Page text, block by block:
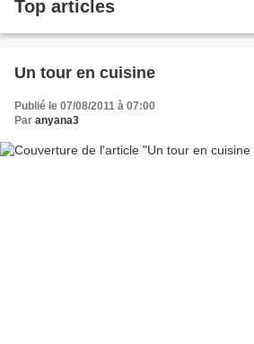
Top articles
Un tour en cuisine
Publié le 07/08/2011 à 07:00
Par anyana3